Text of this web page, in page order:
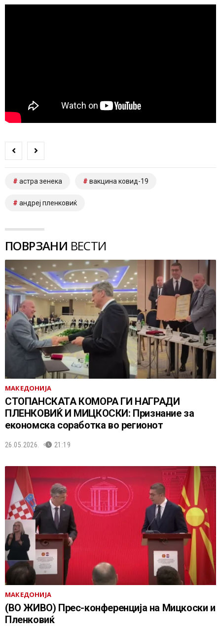
астра зенека вакцина ковид-19
андреј пленковиќ
ПОВРЗАНИ ВЕСТИ
МАКЕДОНИЈА
СТОПАНСКАТА КОМОРА ГИ НАГРАДИ
ПЛЕНКОВИЌ И МИЦКОСКИ: Признание за
економска соработка во регионот
26.05.2026. 21:19
МАКЕДОНИЈА
(ВО ЖИВО) Прес-конференција на Мицкоски и
Пленковиќ